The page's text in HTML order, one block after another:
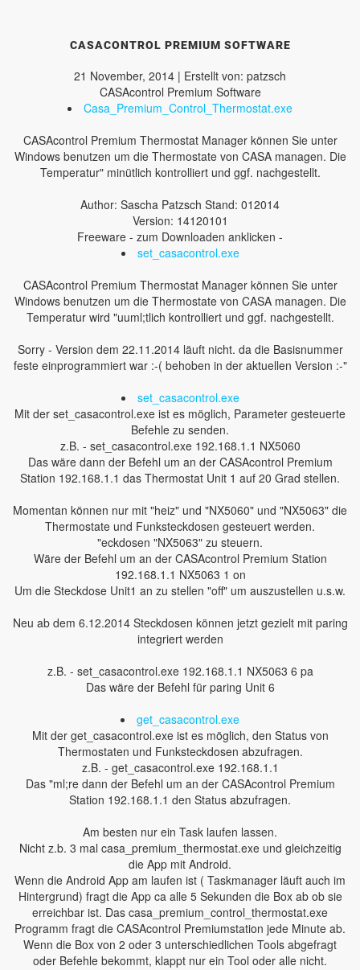
CASACONTROL PREMIUM SOFTWARE
21 November, 2014 | Erstellt von: patzsch
CASAcontrol Premium Software
Casa_Premium_Control_Thermostat.exe
CASAcontrol Premium Thermostat Manager können Sie unter
Windows benutzen um die Thermostate von CASA managen. Die
Temperatur" minütlich kontrolliert und ggf. nachgestellt.
Author: Sascha Patzsch Stand: 012014
Version: 14120101
Freeware - zum Downloaden anklicken -
set_casacontrol.exe
CASAcontrol Premium Thermostat Manager können Sie unter
Windows benutzen um die Thermostate von CASA managen. Die
Temperatur wird "uuml;tlich kontrolliert und ggf. nachgestellt.
Sorry - Version dem 22.11.2014 läuft nicht. da die Basisnummer
feste einprogrammiert war :-( behoben in der aktuellen Version :-"
set_casacontrol.exe
Mit der set_casacontrol.exe ist es möglich, Parameter gesteuerte
Befehle zu senden.
z.B. - set_casacontrol.exe 192.168.1.1 NX5060
Das wäre dann der Befehl um an der CASAcontrol Premium
Station 192.168.1.1 das Thermostat Unit 1 auf 20 Grad stellen.
Momentan können nur mit "heiz" und "NX5060" und "NX5063" die
Thermostate und Funksteckdosen gesteuert werden.
"eckdosen "NX5063" zu steuern.
Wäre der Befehl um an der CASAcontrol Premium Station
192.168.1.1 NX5063 1 on
Um die Steckdose Unit1 an zu stellen "off" um auszustellen u.s.w.
Neu ab dem 6.12.2014 Steckdosen können jetzt gezielt mit paring
integriert werden
z.B. - set_casacontrol.exe 192.168.1.1 NX5063 6 pa
Das wäre der Befehl für paring Unit 6
get_casacontrol.exe
Mit der get_casacontrol.exe ist es möglich, den Status von
Thermostaten und Funksteckdosen abzufragen.
z.B. - get_casacontrol.exe 192.168.1.1
Das "ml;re dann der Befehl um an der CASAcontrol Premium
Station 192.168.1.1 den Status abzufragen.
Am besten nur ein Task laufen lassen.
Nicht z.b. 3 mal casa_premium_thermostat.exe und gleichzeitig
die App mit Android.
Wenn die Android App am laufen ist ( Taskmanager läuft auch im
Hintergrund) fragt die App ca alle 5 Sekunden die Box ab ob sie
erreichbar ist. Das casa_premium_control_thermostat.exe
Programm fragt die CASAcontrol Premiumstation jede Minute ab.
Wenn die Box von 2 oder 3 unterschiedlichen Tools abgefragt
oder Befehle bekommt, klappt nur ein Tool oder alle nicht.